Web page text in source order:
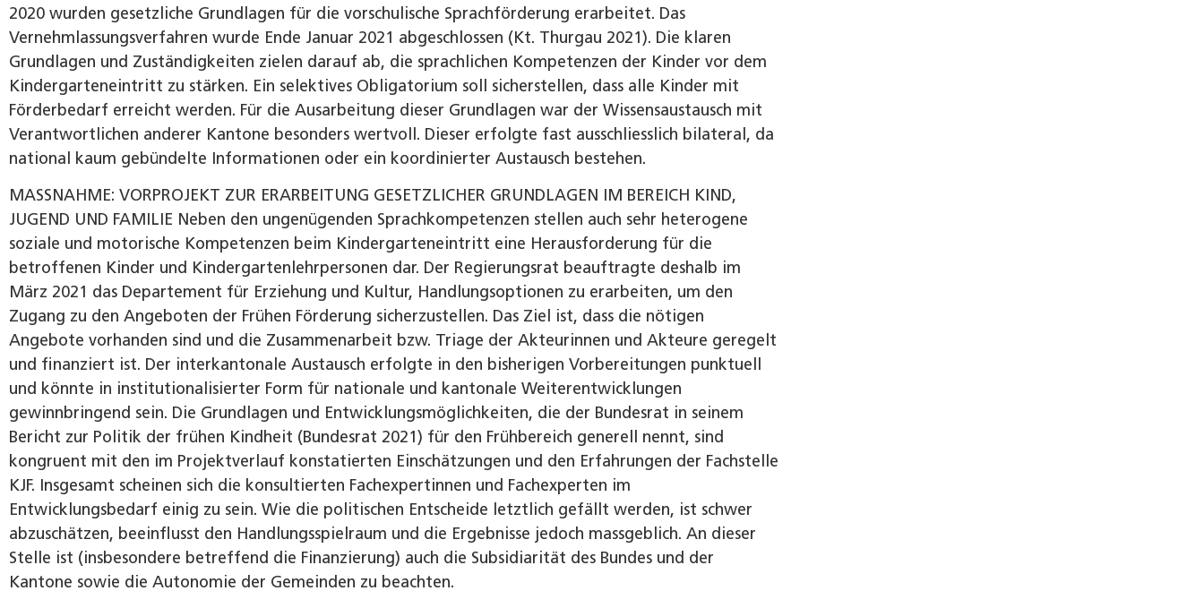
2020 wurden gesetzliche Grundlagen für die vorschulische Sprachförderung erarbeitet. Das
Vernehmlassungsverfahren wurde Ende Januar 2021 abgeschlossen (Kt. Thurgau 2021). Die klaren
Grundlagen und Zuständigkeiten zielen darauf ab, die sprachlichen Kompetenzen der Kinder vor dem
Kindergarteneintritt zu stärken. Ein selektives Obligatorium soll sicherstellen, dass alle Kinder mit
Förderbedarf erreicht werden. Für die Ausarbeitung dieser Grundlagen war der Wissensaustausch mit
Verantwortlichen anderer Kantone besonders wertvoll. Dieser erfolgte fast ausschliesslich bilateral, da
national kaum gebündelte Informationen oder ein koordinierter Austausch bestehen.
MASSNAHME: VORPROJEKT ZUR ERARBEITUNG GESETZLICHER GRUNDLAGEN IM BEREICH KIND,
JUGEND UND FAMILIE Neben den ungenügenden Sprachkompetenzen stellen auch sehr heterogene
soziale und motorische Kompetenzen beim Kindergarteneintritt eine Herausforderung für die
betroffenen Kinder und Kindergartenlehrpersonen dar. Der Regierungsrat beauftragte deshalb im
März 2021 das Departement für Erziehung und Kultur, Handlungsoptionen zu erarbeiten, um den
Zugang zu den Angeboten der Frühen Förderung sicherzustellen. Das Ziel ist, dass die nötigen
Angebote vorhanden sind und die Zusammenarbeit bzw. Triage der Akteurinnen und Akteure geregelt
und finanziert ist. Der interkantonale Austausch erfolgte in den bisherigen Vorbereitungen punktuell
und könnte in institutionalisierter Form für nationale und kantonale Weiterentwicklungen
gewinnbringend sein. Die Grundlagen und Entwicklungsmöglichkeiten, die der Bundesrat in seinem
Bericht zur Politik der frühen Kindheit (Bundesrat 2021) für den Frühbereich generell nennt, sind
kongruent mit den im Projektverlauf konstatierten Einschätzungen und den Erfahrungen der Fachstelle
KJF. Insgesamt scheinen sich die konsultierten Fachexpertinnen und Fachexperten im
Entwicklungsbedarf einig zu sein. Wie die politischen Entscheide letztlich gefällt werden, ist schwer
abzuschätzen, beeinflusst den Handlungsspielraum und die Ergebnisse jedoch massgeblich. An dieser
Stelle ist (insbesondere betreffend die Finanzierung) auch die Subsidiarität des Bundes und der
Kantone sowie die Autonomie der Gemeinden zu beachten.